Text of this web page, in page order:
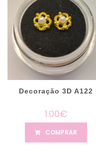
Decoração 3D A122
1.00€
COMPRAR